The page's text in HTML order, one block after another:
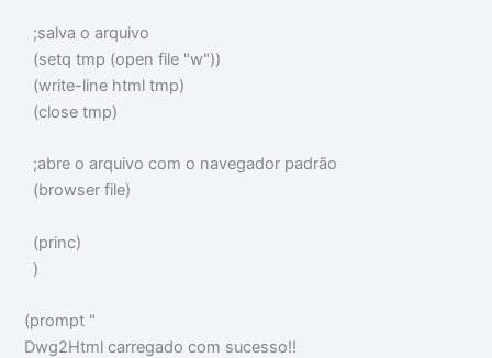
;salva o arquivo
(setq tmp (open file "w"))
(write-line html tmp)
(close tmp)
;abre o arquivo com o navegador padrão
(browser file)
(princ)
)
(prompt "
Dwg2Html carregado com sucesso!!